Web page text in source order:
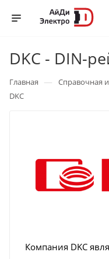
DKC - DIN-
Главная — Справочная
DKC
Компания DKC